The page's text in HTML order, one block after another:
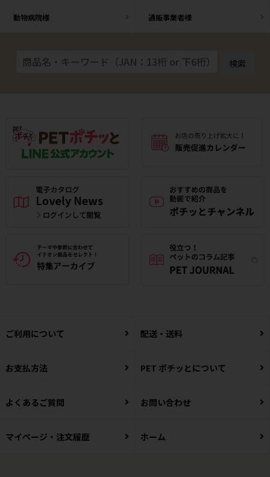
動物病院様 通販事業者様
検索
ご利用について 配送・送料
お支払方法 PET ポチッとについて
よくあるご質問 お問い合わせ
マイページ・注文履歴 ホーム